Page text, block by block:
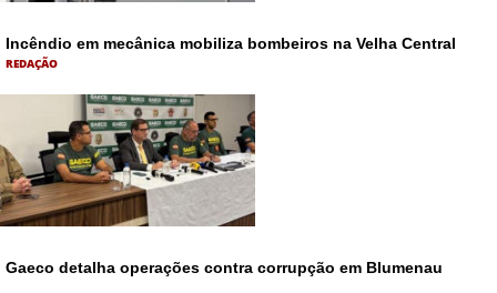
Incêndio em mecânica mobiliza bombeiros na Velha Central
REDAÇÃO
Gaeco detalha operações contra corrupção em Blumenau